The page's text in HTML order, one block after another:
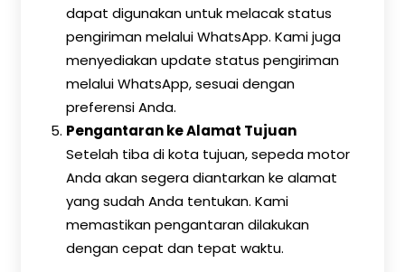
dapat digunakan untuk melacak status
pengiriman melalui WhatsApp. Kami juga
menyediakan update status pengiriman
melalui WhatsApp, sesuai dengan
preferensi Anda.
Pengantaran ke Alamat Tujuan
Setelah tiba di kota tujuan, sepeda motor
Anda akan segera diantarkan ke alamat
yang sudah Anda tentukan. Kami
memastikan pengantaran dilakukan
dengan cepat dan tepat waktu.